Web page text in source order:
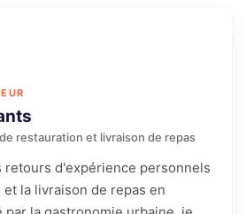
restauration et livraison de repas
retours d'expérience personnels
la livraison de repas en